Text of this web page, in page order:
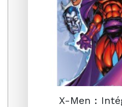
X-Men :